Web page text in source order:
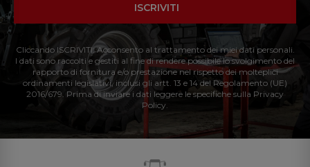
ISCRIVITI
Cliccando ISCRIVITI: Acconsento al trattamento dei miei dati personali.
I dati sono raccolti e gestiti al fine di rendere possibile lo svolgimento del
rapporto di fornitura e/o prestazione nel rispetto dei molteplici
ordinamenti legislativi, inclusi gli artt. 13 e 14 del Regolamento (UE)
2016/679. Prima di inviare i dati leggere le specifiche sulla Privacy
Policy.